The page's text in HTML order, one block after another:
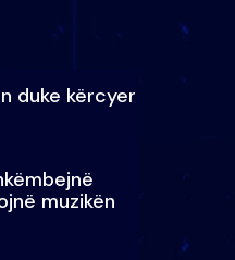
duke kërcyer
muzikën